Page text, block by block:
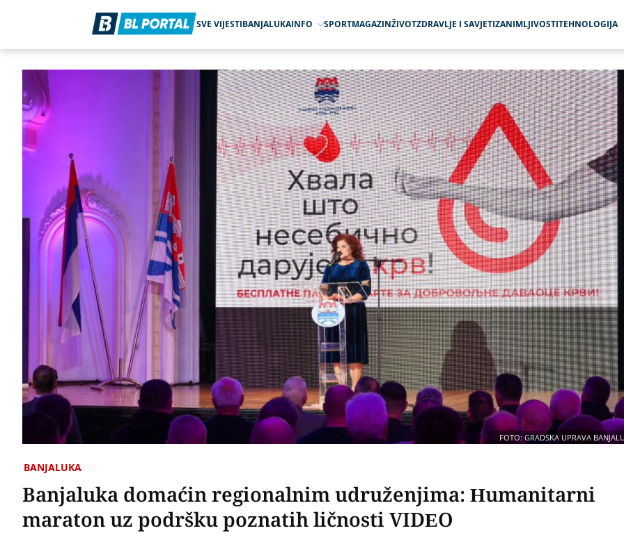
SVE VIJESTIBANJALUKAINFO SPORTMAGAZINŽIVOTZDRAVLJE I SAVJETIZANIMLJIVOSTITEHNOLOGIJA
FOTO: GRADSKA UPRAVA
BANJALUKA
Banjaluka domaćin regionalnim udruženjima: Humanitarni
maraton uz podršku poznatih ličnosti VIDEO